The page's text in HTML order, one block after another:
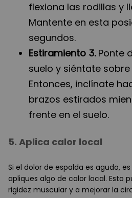
flexiona las rodillas y
Mantente en esta
segundos.
Estiramiento 3. Ponte
suelo y siéntate
Entonces, inclínate
brazos estirados
frente en el suelo.
5. Aplica calor local
Si el dolor de espalda es agudo,
apliques algo de calor local. Esto
rigidez muscular y a mejorar la